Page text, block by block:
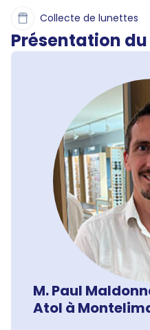
Collecte de lunettes
Présentation
M. Paul
Atol à